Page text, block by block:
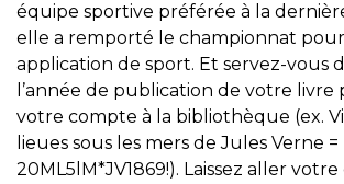
équipe sportive préférée à la
elle a remporté le championnat
application de sport. Et servez-vous
l’année de publication de votre
votre compte à la bibliothèque (ex.
lieues sous les mers de Jules Verne =
20ML5lM*JV1869!). Laissez aller